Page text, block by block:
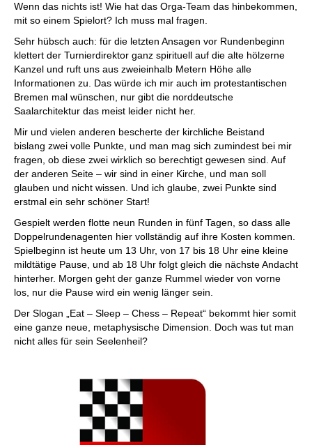
Wenn das nichts ist! Wie hat das Orga-Team das hinbekommen,
mit so einem Spielort? Ich muss mal fragen.
Sehr hübsch auch: für die letzten Ansagen vor Rundenbeginn
klettert der Turnierdirektor ganz spirituell auf die alte hölzerne
Kanzel und ruft uns aus zweieinhalb Metern Höhe alle
Informationen zu. Das würde ich mir auch im protestantischen
Bremen mal wünschen, nur gibt die norddeutsche
Saalarchitektur das meist leider nicht her.
Mir und vielen anderen bescherte der kirchliche Beistand
bislang zwei volle Punkte, und man mag sich zumindest bei mir
fragen, ob diese zwei wirklich so berechtigt gewesen sind. Auf
der anderen Seite – wir sind in einer Kirche, und man soll
glauben und nicht wissen. Und ich glaube, zwei Punkte sind
erstmal ein sehr schöner Start!
Gespielt werden flotte neun Runden in fünf Tagen, so dass alle
Doppelrundenagenten hier vollständig auf ihre Kosten kommen.
Spielbeginn ist heute um 13 Uhr, von 17 bis 18 Uhr eine kleine
mildtätige Pause, und ab 18 Uhr folgt gleich die nächste Andacht
hinterher. Morgen geht der ganze Rummel wieder von vorne
los, nur die Pause wird ein wenig länger sein.
Der Slogan „Eat – Sleep – Chess – Repeat“ bekommt hier somit
eine ganze neue, metaphysische Dimension. Doch was tut man
nicht alles für sein Seelenheil?